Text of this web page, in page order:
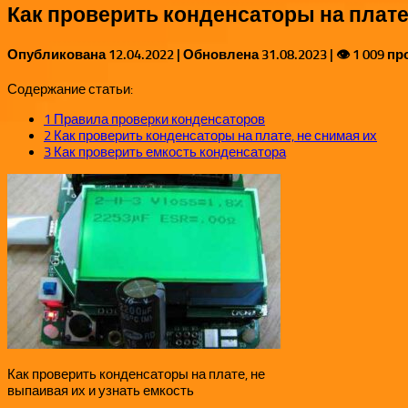
Как проверить конденсаторы на плате
Опубликована12.04.2022 | Обновлена31.08.2023 | 👁 1 009
Содержание статьи:
1 Правила проверки конденсаторов
2 Как проверить конденсаторы на плате, не снимая их
3 Как проверить емкость конденсатора
Как проверить конденсаторы на плате, не
выпаивая их и узнать емкость